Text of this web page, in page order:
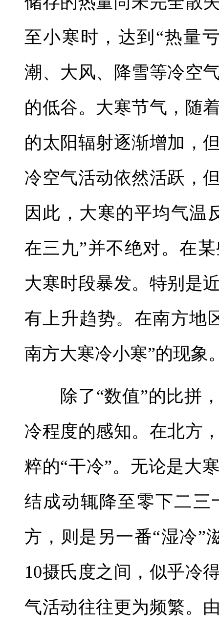
至小寒时，达到“热量
潮、大风、降雪等冷空
的低谷。大寒节气，随
的太阳辐射逐渐增加，
冷空气活动依然活跃，
因此，大寒的平均气温
在三九”并不绝对。在
大寒时段暴发。特别是
有上升趋势。在南方地
南方大寒冷小寒”的现象
除了“数值”的比拼，
冷程度的感知。在北方
粹的“干冷”。无论是大
结成动辄降至零下二
方，则是另一番“湿冷”
10摄氏度之间，似乎冷
气活动往往更为频繁。